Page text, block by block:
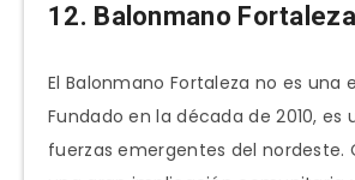
12. Balonmano Fortaleza
El Balonmano Fortaleza no es una
Fundado en la década de 2010, es
fuerzas emergentes del nordeste.